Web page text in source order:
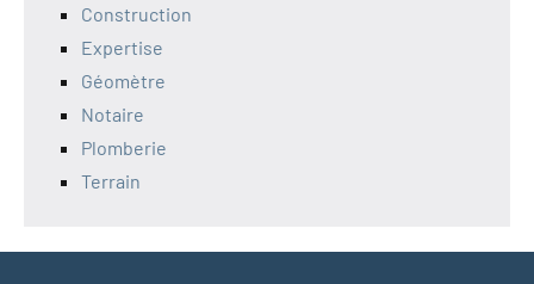
Construction
Expertise
Géomètre
Notaire
Plomberie
Terrain